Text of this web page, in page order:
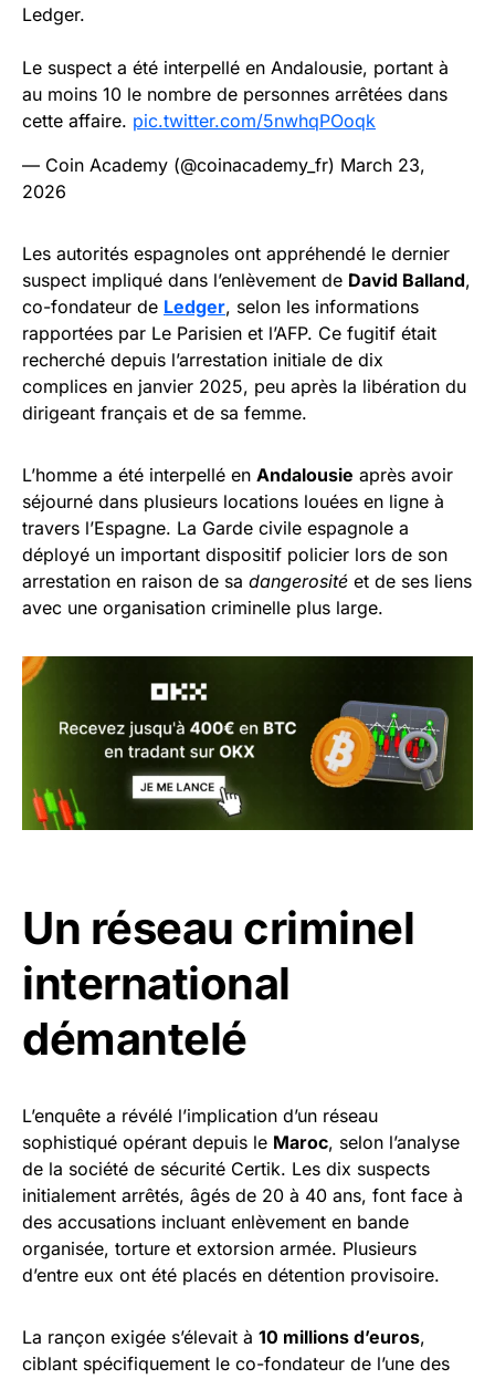
Ledger.
Le suspect a été interpellé en Andalousie, portant à
au moins 10 le nombre de personnes arrêtées dans
cette affaire. pic.twitter.com/5nwhqPOoqk
— Coin Academy (@coinacademy_fr) March 23,
2026
Les autorités espagnoles ont appréhendé le dernier
suspect impliqué dans l’enlèvement de David Balland,
co-fondateur de Ledger, selon les informations
rapportées par Le Parisien et l’AFP. Ce fugitif était
recherché depuis l’arrestation initiale de dix
complices en janvier 2025, peu après la libération du
dirigeant français et de sa femme.
L’homme a été interpellé en Andalousie après avoir
séjourné dans plusieurs locations louées en ligne à
travers l’Espagne. La Garde civile espagnole a
déployé un important dispositif policier lors de son
arrestation en raison de sa dangerosité et de ses liens
avec une organisation criminelle plus large.
Un réseau criminel
international
démantelé
L’enquête a révélé l’implication d’un réseau
sophistiqué opérant depuis le Maroc, selon l’analyse
de la société de sécurité Certik. Les dix suspects
initialement arrêtés, âgés de 20 à 40 ans, font face à
des accusations incluant enlèvement en bande
organisée, torture et extorsion armée. Plusieurs
d’entre eux ont été placés en détention provisoire.
La rançon exigée s’élevait à 10 millions d’euros,
ciblant spécifiquement le co-fondateur de l’une des